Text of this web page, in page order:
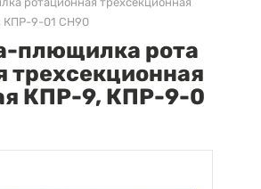
КПР-9-01 CH90
плющилка рота
трехсекционная
КПР-9, КПР-9-0